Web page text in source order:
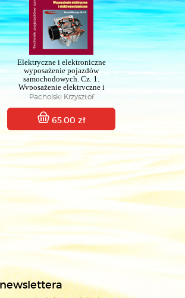
Elektryczne i elektroniczne
wyposażenie pojazdów
samochodowych. Cz. 1.
Wyposażenie elektryczne i
elektromechaniczne
Pacholski Krzysztof
65.00 zł